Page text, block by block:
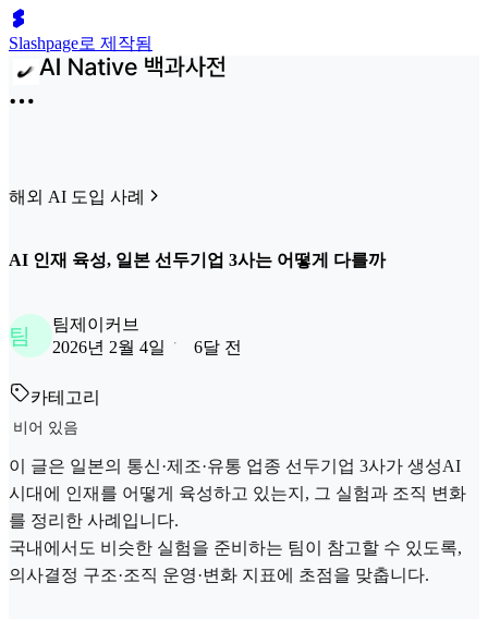
Slashpage로 제작됨
해외 AI 도입 사례
AI 인재 육성, 일본 선두기업 3사는 어떻게 다를까
팀
팀제이커브
2026년 2월 4일
6달 전
카테고리
비어 있음
이 글은 일본의 통신·제조·유통 업종 선두기업 3사가 생성AI
시대에 인재를 어떻게 육성하고 있는지, 그 실험과 조직 변화
를 정리한 사례입니다.
국내에서도 비슷한 실험을 준비하는 팀이 참고할 수 있도록,
의사결정 구조·조직 운영·변화 지표에 초점을 맞춥니다.